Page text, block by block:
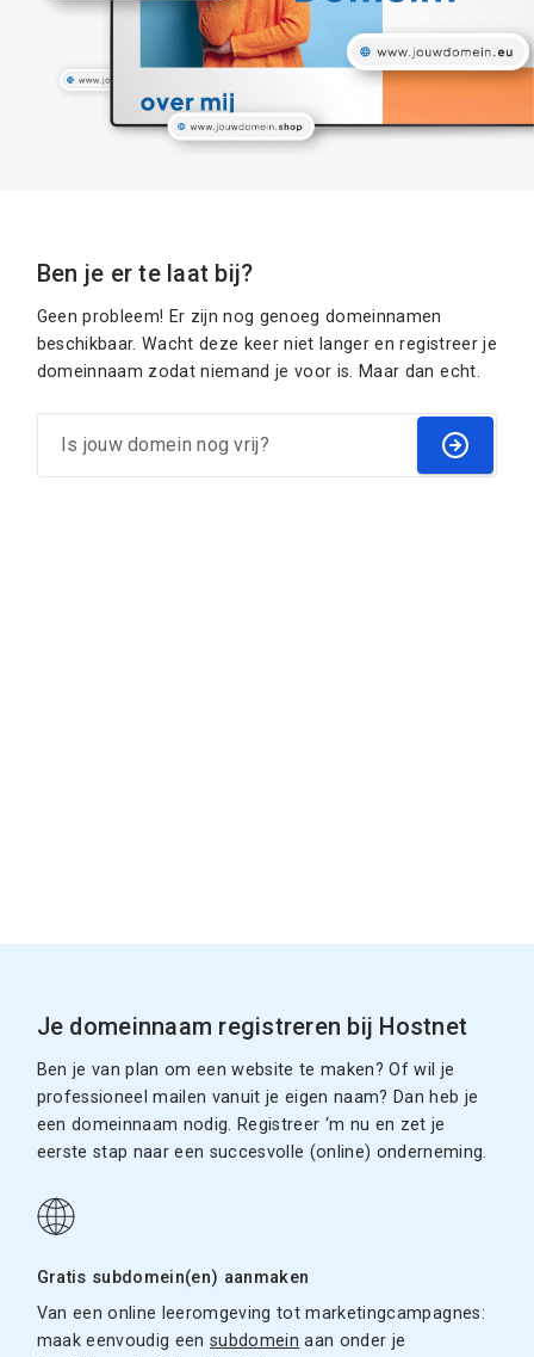
Ben je er te laat bij?
Geen probleem! Er zijn nog genoeg domeinnamen
beschikbaar. Wacht deze keer niet langer en registreer je
domeinnaam zodat niemand je voor is. Maar dan echt.
Je domeinnaam registreren bij Hostnet
Ben je van plan om een website te maken? Of wil je
professioneel mailen vanuit je eigen naam? Dan heb je
een domeinnaam nodig. Registreer ‘m nu en zet je
eerste stap naar een succesvolle (online) onderneming.
Gratis subdomein(en) aanmaken
Van een online leeromgeving tot marketingcampagnes:
maak eenvoudig eensubdomein aan onder je